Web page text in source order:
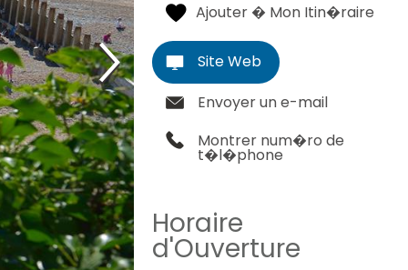
Site Web
Envoyer un e-mail
Montrer num�ro de
t�l�phone
Horaire
d'Ouverture